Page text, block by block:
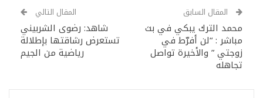
المقال السابق
محمد الترك يبكي في بث
مباشر : “لن أفرّط في
زوجتي ” والأخيرة تواصل
تجاهله
المقال التالي
شاهد: رضوى الشربيني
تستعرض رشاقتها بإطلالة
رياضية من الجيم